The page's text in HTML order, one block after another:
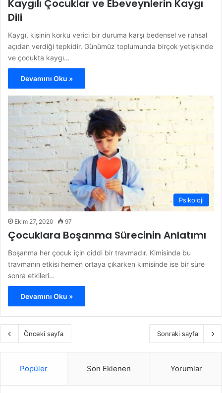
Kaygılı Çocuklar ve Ebeveynlerin Kaygı
Dili
Kaygı, kişinin korku verici bir duruma karşı bedensel ve ruhsal
açıdan verdiği tepkidir. Günümüz toplumunda birçok yetişkinde
ve çocukta kaygı…
Devamını Oku »
Psikoloji
Ekim 27, 2020 97
Çocuklara Boşanma Sürecinin Anlatımı
Boşanma her çocuk için ciddi bir travmadır. Kimisinde bu
travmanın etkisi hemen ortaya çıkarken kimisinde ise bir süre
sonra etkileri…
Devamını Oku »
Önceki sayfa Sonraki sayfa
Popüler Son Eklenen Yorumlar